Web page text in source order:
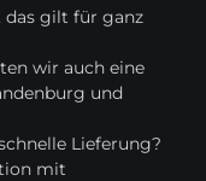
das gilt für ganz
wir auch eine
und
Lieferung?
mit